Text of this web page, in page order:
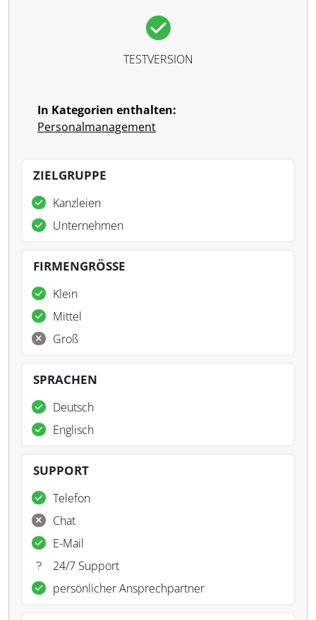
TESTVERSION
In Kategorien enthalten:
Personalmanagement
ZIELGRUPPE
Kanzleien
Unternehmen
FIRMENGRÖSSE
Klein
Mittel
Groß
SPRACHEN
Deutsch
Englisch
SUPPORT
Telefon
Chat
E-Mail
24/7 Support
persönlicher Ansprechpartner